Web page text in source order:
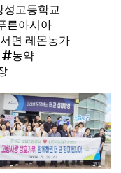
성고등학교
른아시아
면 레몬농가
농약